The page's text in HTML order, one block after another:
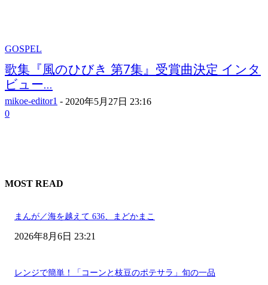
GOSPEL
歌集『風のひびき 第7集』受賞曲決定 インタ
ビュー...
mikoe-editor1 - 2020年5月27日 23:16
0
MOST READ
まんが／海を越えて 636、まどかまこ
2026年8月6日 23:21
レンジで簡単！「コーンと枝豆のポテサラ」旬の一品